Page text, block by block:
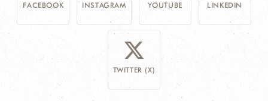
FACEBOOK INSTAGRAM YOUTUBE LINKEDIN
TWITTER (X)